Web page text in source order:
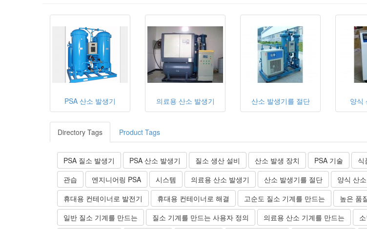
PSA 산소 발생기 의료용 산소 발생기 산소 발생기를 절단 양식
Directory Tags Product Tags
PSA 질소 발생기 PSA 산소 발생기 질소 생산 설비 산소 발생 장치 PSA 기술 식
관습
엔지니어링 PSA 시스템 의료용 산소 발생기 산소 발생기를 절단 양식 산
휴대용 컨테이너로 발전기
휴대용 컨테이너로 해결 고순도 질소 기계를 만드는 높은 품
일반 질소 기계를 만드는
질소 기계를 만드는 사용자 정의 의료용 산소 기계를 만드는